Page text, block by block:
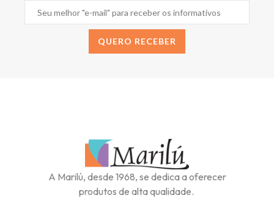
QUERO RECEBER
A Marilú, desde 1968, se dedica a oferecer
produtos de alta qualidade.